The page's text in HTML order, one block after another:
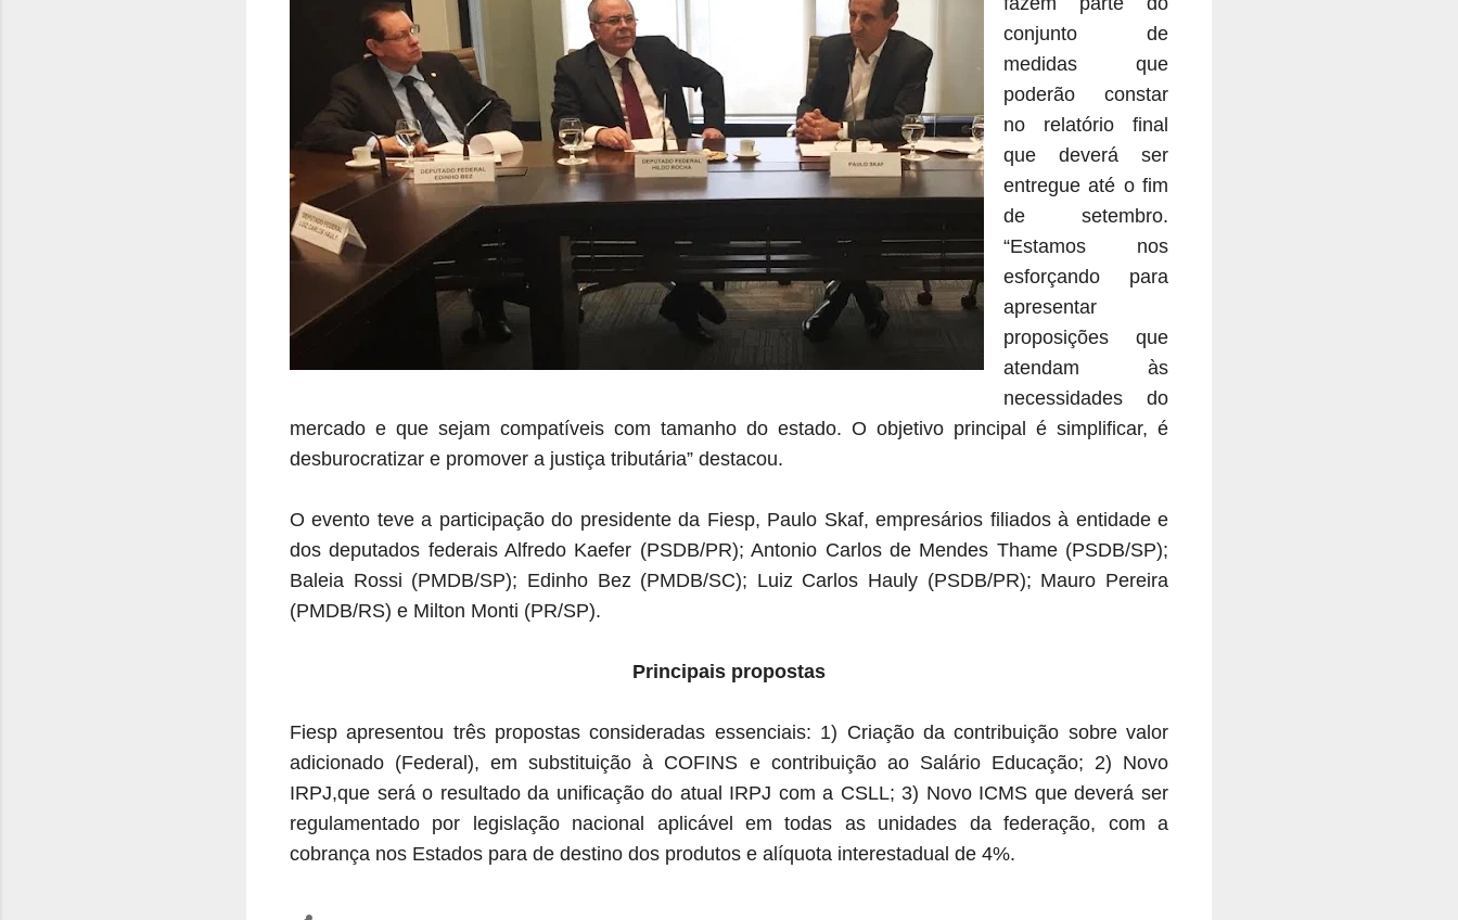
conjunto de
medidas que
poderão constar
no relatório final
que deverá ser
entregue até o fim
de setembro.
“Estamos nos
esforçando para
apresentar
proposições que
atendam às
necessidades do
mercado e que sejam compatíveis com tamanho do estado. O objetivo principal é simplificar, é
desburocratizar e promover a justiça tributária” destacou.
O evento teve a participação do presidente da Fiesp, Paulo Skaf, empresários filiados à entidade e
dos deputados federais Alfredo Kaefer (PSDB/PR); Antonio Carlos de Mendes Thame (PSDB/SP);
Baleia Rossi (PMDB/SP); Edinho Bez (PMDB/SC); Luiz Carlos Hauly (PSDB/PR); Mauro Pereira
(PMDB/RS) e Milton Monti (PR/SP).
Principais propostas
Fiesp apresentou três propostas consideradas essenciais: 1) Criação da contribuição sobre valor
adicionado (Federal), em substituição à COFINS e contribuição ao Salário Educação; 2) Novo
IRPJ,que será o resultado da unificação do atual IRPJ com a CSLL; 3) Novo ICMS que deverá ser
regulamentado por legislação nacional aplicável em todas as unidades da federação, com a
cobrança nos Estados para de destino dos produtos e alíquota interestadual de 4%.